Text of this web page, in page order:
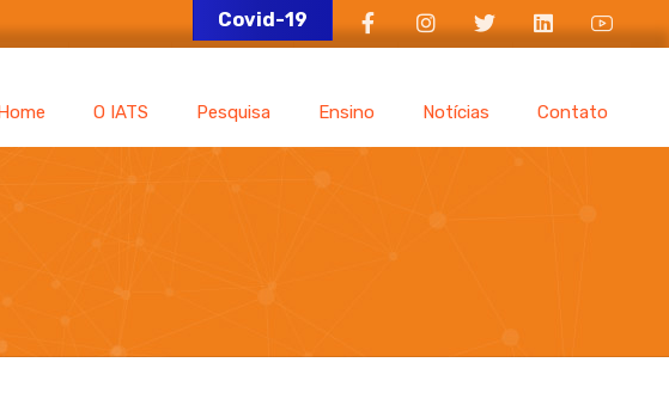
Covid-19
O IATS Pesquisa Ensino Notícias Contato